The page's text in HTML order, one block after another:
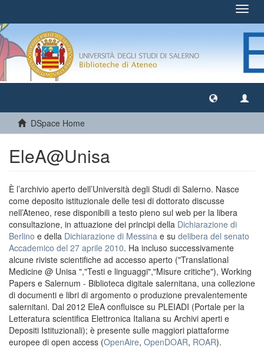
DSpace Home
EleA@Unisa
È l’archivio aperto dell’Università degli Studi di Salerno. Nasce
come deposito istituzionale delle tesi di dottorato discusse
nell’Ateneo, rese disponibili a testo pieno sul web per la libera
consultazione, in attuazione dei principi della Dichiarazione di
Berlino e della Dichiarazione di Messina e su delibera del senato
Accademico del 27 aprile 2010. Ha incluso successivamente
alcune riviste scientifiche ad accesso aperto ("Translational
Medicine @ Unisa ","Testi e linguaggi","Misure critiche"), Working
Papers e Salernum - Biblioteca digitale salernitana, una collezione
di documenti e libri di argomento o produzione prevalentemente
salernitani. Dal 2012 EleA confluisce su PLEIADI (Portale per la
Letteratura scientifica Elettronica Italiana su Archivi aperti e
Depositi Istituzionali); è presente sulle maggiori piattaforme
europee di open access (OpenAire, OpenDOAR, ROAR).